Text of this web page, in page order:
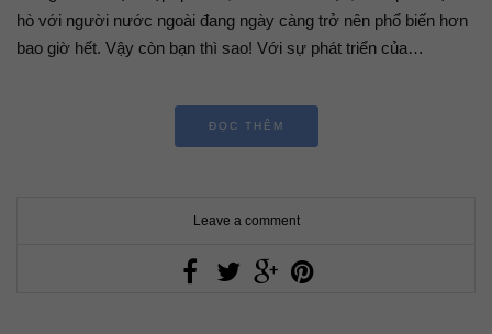
hò với người nước ngoài đang ngày càng trở nên phổ biến hơn
bao giờ hết. Vậy còn bạn thì sao! Với sự phát triển của…
ĐỌC THÊM
Leave a comment